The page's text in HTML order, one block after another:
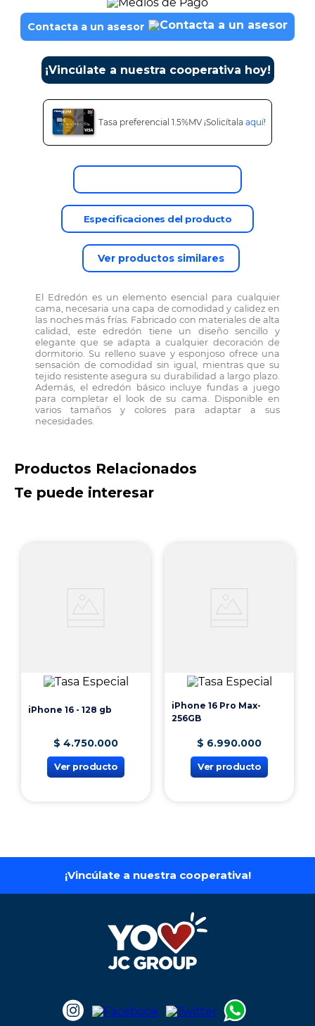
Contacta a un asesor
¡Vincúlate a nuestra cooperativa hoy!
Tasa preferencial 1.5%MV ¡Solicítala aquí!
Especificaciones del producto
Ver productos similares
El Edredón es un elemento esencial para cualquier
cama, necesaria una capa de comodidad y calidez en
las noches más frías. Fabricado con materiales de alta
calidad, este edredón tiene un diseño sencillo y
elegante que se adapta a cualquier decoración de
dormitorio. Su relleno suave y esponjoso ofrece una
sensación de comodidad sin igual, mientras que su
tejido resistente asegura su durabilidad a largo plazo.
Además, el edredón básico incluye fundas a juego
para completar el look de su cama. Disponible en
varios tamaños y colores para adaptar a sus
necesidades.
Productos Relacionados
Te puede interesar
iPhone 16 - 128 gb
$ 4.750.000
Ver producto
iPhone 16 Pro Max-
256GB
$ 6.990.000
Ver producto
¡Vincúlate a nuestra cooperativa!